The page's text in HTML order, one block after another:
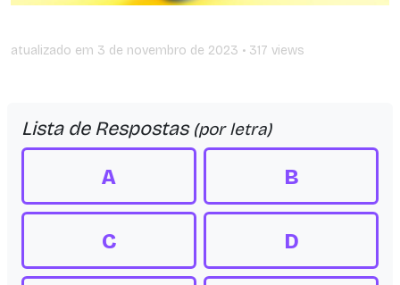
atualizado em 3 de novembro de 2023 • 317 views
Lista de Respostas (por letra)
A B
C D